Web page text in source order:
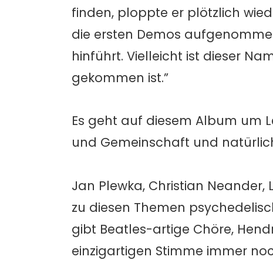
finden, ploppte er plötzlich
die ersten Demos
hinführt. Vielleicht ist dieser
gekommen ist.”
Es geht auf diesem Album um
und Gemeinschaft und
Jan Plewka, Christian
zu diesen Themen
gibt Beatles-artige Chöre,
einzigartigen Stimme immer